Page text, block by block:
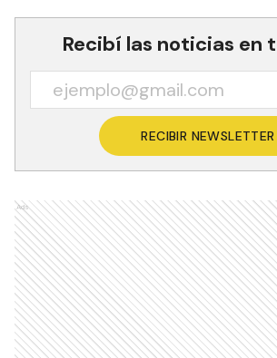
Recibí las noticias en
RECIBIR NEWSLETTER
Ads